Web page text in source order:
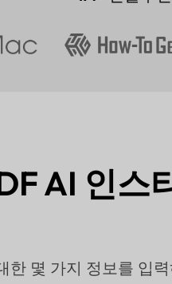
AI 인스
한 몇 가지 정보를 입